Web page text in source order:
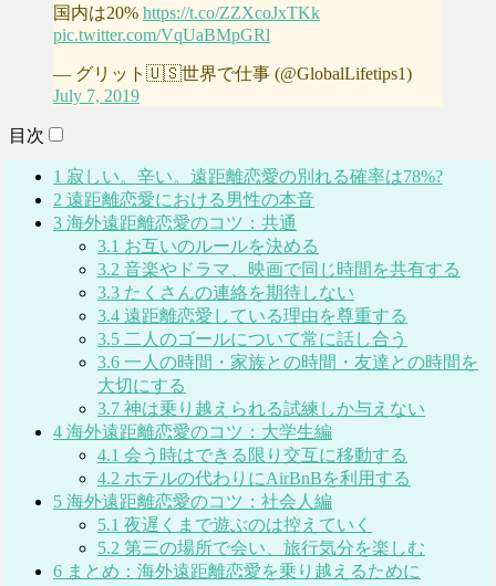
国内は20% https://t.co/ZZXcoJxTKk
pic.twitter.com/VqUaBMpGRl
— グリット🇺🇸世界で仕事 (@GlobalLifetips1)
July 7, 2019
目次
1 寂しい。辛い。遠距離恋愛の別れる確率は78%?
2 遠距離恋愛における男性の本音
3 海外遠距離恋愛のコツ：共通
3.1 お互いのルールを決める
3.2 音楽やドラマ、映画で同じ時間を共有する
3.3 たくさんの連絡を期待しない
3.4 遠距離恋愛している理由を尊重する
3.5 二人のゴールについて常に話し合う
3.6 一人の時間・家族との時間・友達との時間を
大切にする
3.7 神は乗り越えられる試練しか与えない
4 海外遠距離恋愛のコツ：大学生編
4.1 会う時はできる限り交互に移動する
4.2 ホテルの代わりにAirBnBを利用する
5 海外遠距離恋愛のコツ：社会人編
5.1 夜遅くまで遊ぶのは控えていく
5.2 第三の場所で会い、旅行気分を楽しむ
6 まとめ：海外遠距離恋愛を乗り越えるために